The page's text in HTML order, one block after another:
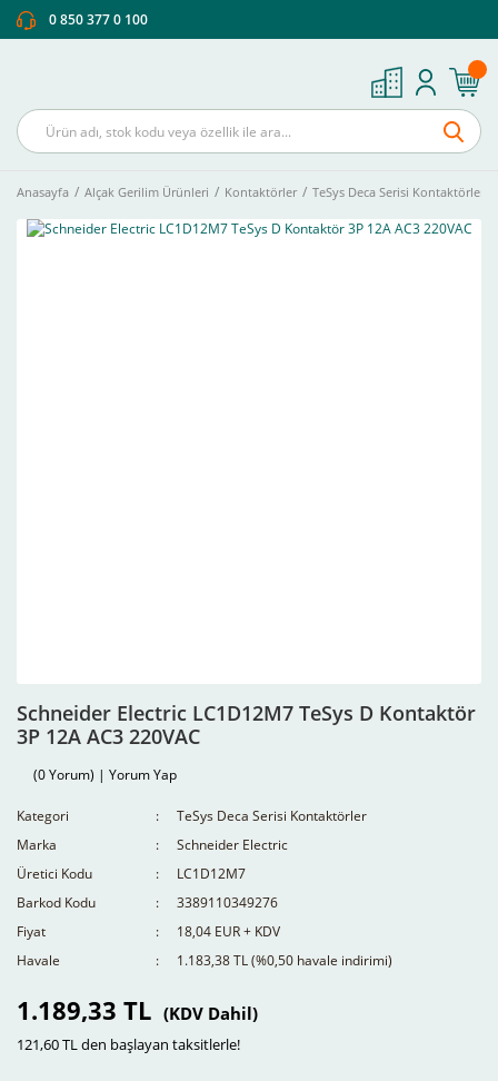
0 850 377 0 100
Anasayfa Alçak Gerilim Ürünleri Kontaktörler TeSys Deca Serisi Kontaktörler
Schneider Electric LC1D12M7 TeSys D Kontaktör
3P 12A AC3 220VAC
(0 Yorum) | Yorum Yap
Kategori
TeSys Deca Serisi Kontaktörler
Marka
Schneider Electric
Üretici Kodu
LC1D12M7
Barkod Kodu
3389110349276
Fiyat
18,04 EUR + KDV
Havale
1.183,38 TL (%0,50 havale indirimi)
1.189,33 TL (KDV Dahil)
121,60 TL den başlayan taksitlerle!